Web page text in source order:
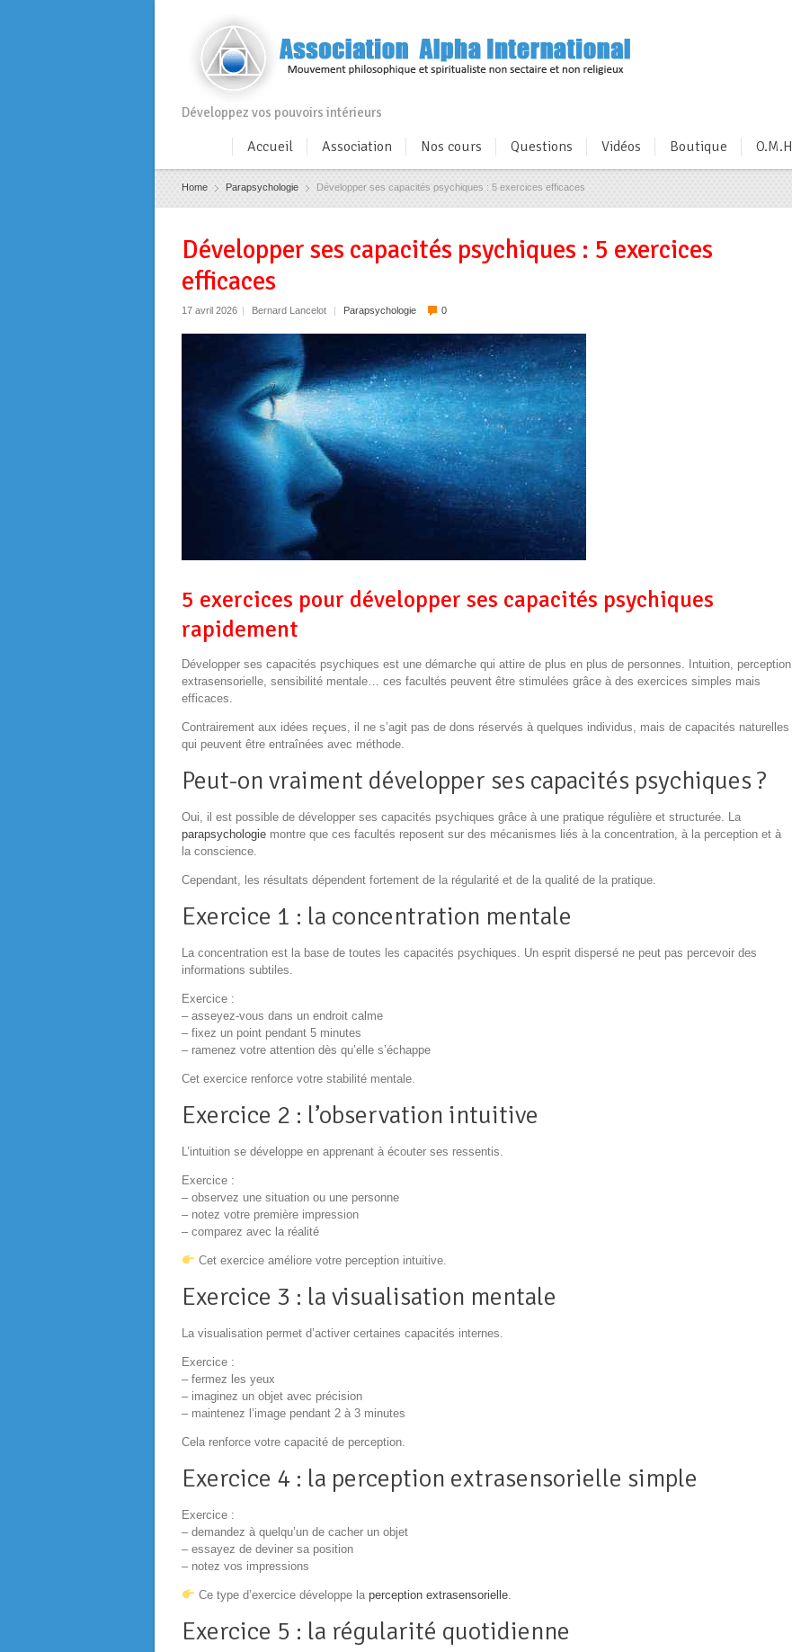
Développez vos pouvoirs intérieurs
Accueil Association Nos cours Questions Vidéos Boutique O.M.H
Home Parapsychologie Développer ses capacités psychiques : 5 exercices efficaces
Développer ses capacités psychiques : 5 exercices
efficaces
17 avril 2026 | Bernard Lancelot | Parapsychologie 0
5 exercices pour développer ses capacités psychiques
rapidement
Développer ses capacités psychiques est une démarche qui attire de plus en plus de personnes. Intuition, perception
extrasensorielle, sensibilité mentale… ces facultés peuvent être stimulées grâce à des exercices simples mais
efficaces.
Contrairement aux idées reçues, il ne s’agit pas de dons réservés à quelques individus, mais de capacités naturelles
qui peuvent être entraînées avec méthode.
Peut-on vraiment développer ses capacités psychiques ?
Oui, il est possible de développer ses capacités psychiques grâce à une pratique régulière et structurée. La
parapsychologie montre que ces facultés reposent sur des mécanismes liés à la concentration, à la perception et à
la conscience.
Cependant, les résultats dépendent fortement de la régularité et de la qualité de la pratique.
Exercice 1 : la concentration mentale
La concentration est la base de toutes les capacités psychiques. Un esprit dispersé ne peut pas percevoir des
informations subtiles.
Exercice :
– asseyez-vous dans un endroit calme
– fixez un point pendant 5 minutes
– ramenez votre attention dès qu’elle s’échappe
Cet exercice renforce votre stabilité mentale.
Exercice 2 : l’observation intuitive
L’intuition se développe en apprenant à écouter ses ressentis.
Exercice :
– observez une situation ou une personne
– notez votre première impression
– comparez avec la réalité
Cet exercice améliore votre perception intuitive.
Exercice 3 : la visualisation mentale
La visualisation permet d’activer certaines capacités internes.
Exercice :
– fermez les yeux
– imaginez un objet avec précision
– maintenez l’image pendant 2 à 3 minutes
Cela renforce votre capacité de perception.
Exercice 4 : la perception extrasensorielle simple
Exercice :
– demandez à quelqu’un de cacher un objet
– essayez de deviner sa position
– notez vos impressions
Ce type d’exercice développe la perception extrasensorielle.
Exercice 5 : la régularité quotidienne